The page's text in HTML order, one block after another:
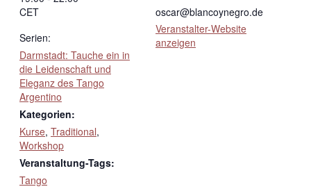
CET
Serien:
Darmstadt: Tauche ein in
die Leidenschaft und
Eleganz des Tango
Argentino
Kategorien:
Kurse, Traditional,
Workshop
Veranstaltung-Tags:
Tango
oscar@blancoynegro.de
Veranstalter-Website
anzeigen